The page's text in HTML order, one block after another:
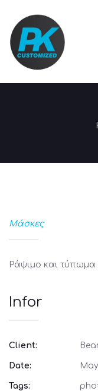
Μάσκες
Ράψιμο και
Infor
Client:
Date: May
Tags: